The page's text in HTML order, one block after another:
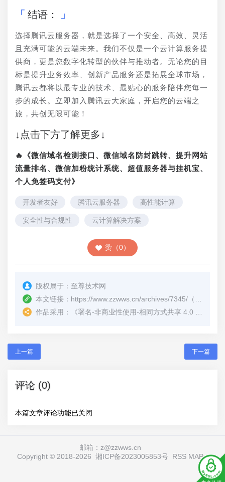
结语：
选择腾讯云服务器，就是选择了一个安全、高效、灵活
且充满可能的云端未来。我们不仅是一个云计算服务提
供商，更是您数字化转型的伙伴与推动者。无论您的目
标是提升业务效率、创新产品服务还是拓展全球市场，
腾讯云都将以最专业的技术、最贴心的服务陪伴您每一
步的成长。立即加入腾讯云大家庭，开启您的云端之
旅，共创无限可能！
↓点击下方了解更多↓
🔥《微信域名检测接口、微信域名防封跳转、提升网站
流量排名、微信加粉统计系统、超值服务器与挂机宝、
个人免签码支付》
开发者友好 腾讯云服务器 高性能计算
安全性与合规性 云计算解决方案
赞（0）
版权属于： 至尊技术网
本文链接： https://www.zzwws.cn/archives/7345/ （转载时请注明本文出处及文章链接）
作品采用：
《署名-非商业性使用-相同方式共享 4.0 国际 (CC BY-NC-SA 4.0)
上一篇 下一篇
评论 (0)
本篇文章评论功能已关闭
邮箱：z@zzwws.cn
Copyright © 2018-2026 湘ICP备2023005853号 RSS MAP